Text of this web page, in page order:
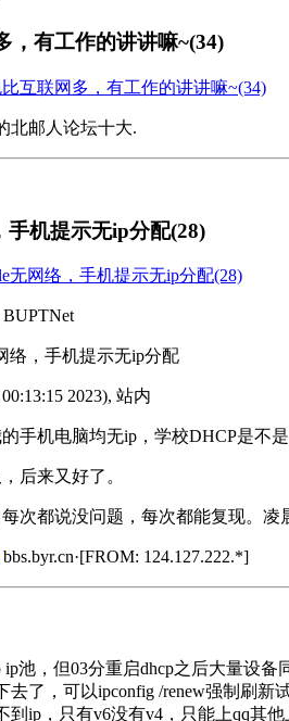
，有工作的讲讲嘛~(34)
互联网多，有工作的讲讲嘛~(34)
北邮人论坛十大.
手机提示无ip分配(28)
无网络，手机提示无ip分配(28)
络，手机提示无ip分配
2023), 站内
手机电脑均无ip，学校DHCP是不
后来又好了。
次都说没问题，每次都能复现。凌
bbs.byr.cn·[FROM: 124.127.222.*]
ip池，但03分重启dhcp之后大量设
去了，可以ipconfig /renew强制刷
ip，只有v6没有v4，只能上qq其